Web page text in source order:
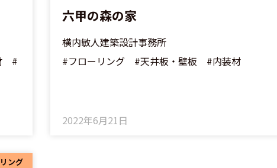
#
六甲の森の家
横内敏人建築設計事務所
#フローリング #天井板・壁板 #内装材
2022年6月21日
ング